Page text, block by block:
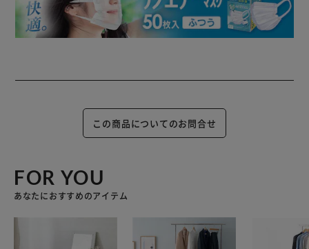
この商品についてのお問合せ
FOR YOU
あなたにおすすめのアイテム